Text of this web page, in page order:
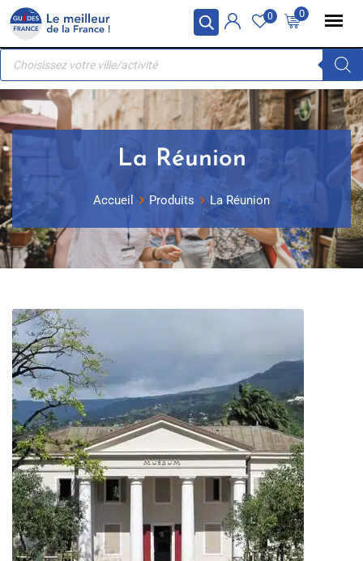
Panneau de gestion des cookies
Skip
content
0
0
Recherche
produits
La Réunion
Accueil Produits La Réunion